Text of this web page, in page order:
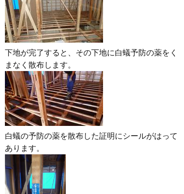
下地が完了すると、その下地に白蟻予防の薬をく
まなく散布します。
白蟻の予防の薬を散布した証明にシールがはって
あります。